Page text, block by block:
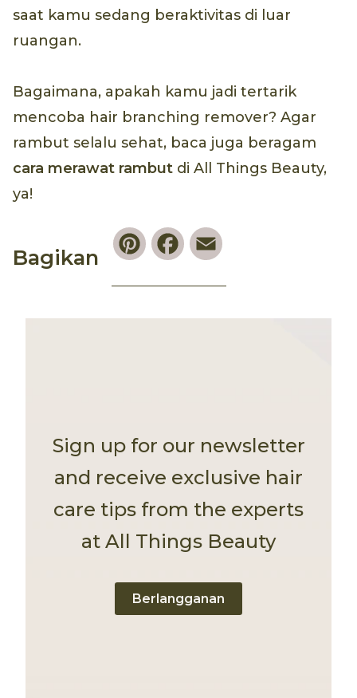
saat kamu sedang beraktivitas di luar
ruangan.
Bagaimana, apakah kamu jadi tertarik
mencoba hair branching remover? Agar
rambut selalu sehat, baca juga beragam
cara merawat rambut di All Things Beauty,
ya!
Bagikan
PinterestFacebook
Sign up for our newsletter
and receive exclusive hair
care tips from the experts
at All Things Beauty
Berlangganan